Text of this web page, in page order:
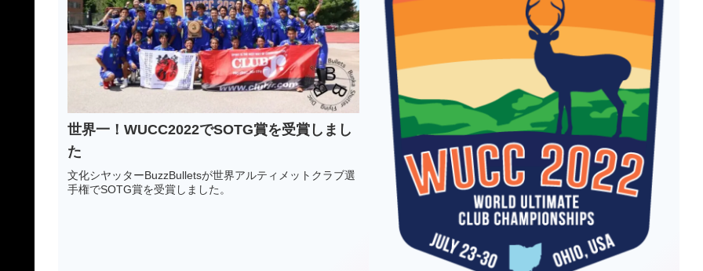
世界一！WUCC2022でSOTG賞を受賞しまし
た
文化シヤッターBuzzBulletsが世界アルティメットクラブ選
手権でSOTG賞を受賞しました。